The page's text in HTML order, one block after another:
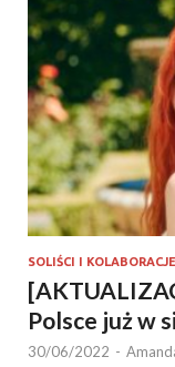
SOLIŚCI I KOLABORACJE
Polsce już w
30/06/2022 -